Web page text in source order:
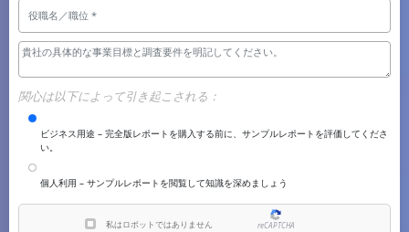
関心は以下によって引き起こされる：
ビジネス用途 – 完全版レポートを購入する前に、サンプルレポートを評価してくださ
い。
個人利用 – サンプルレポートを閲覧して知識を深めましょう
私はロボットではありません reCAPTCHA